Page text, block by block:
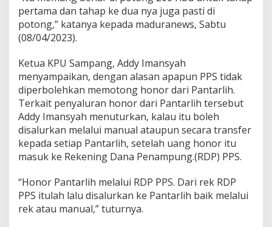
pertama dan tahap ke dua nya juga pasti di
potong,” katanya kepada maduranews, Sabtu
(08/04/2023).
Ketua KPU Sampang, Addy Imansyah
menyampaikan, dengan alasan apapun PPS tidak
diperbolehkan memotong honor dari Pantarlih.
Terkait penyaluran honor dari Pantarlih tersebut
Addy Imansyah menuturkan, kalau itu boleh
disalurkan melalui manual ataupun secara transfer
kepada setiap Pantarlih, setelah uang honor itu
masuk ke Rekening Dana Penampung.(RDP) PPS.
“Honor Pantarlih melalui RDP PPS. Dari rek RDP
PPS itulah lalu disalurkan ke Pantarlih baik melalui
rek atau manual,” tuturnya.